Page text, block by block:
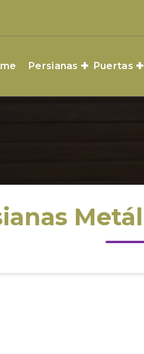
Persianas Puertas